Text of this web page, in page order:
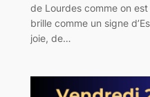
de Lourdes comme on
brille comme un signe
joie, de…